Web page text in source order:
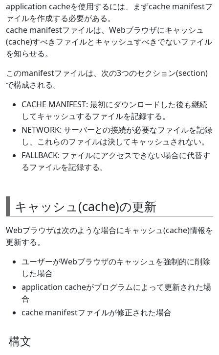
application cacheを使用するには、まずcache manifestフ
ァイルを作成する必要がある。
cache manifestファイルは、Webブラウザにキャッシュ
(cache)すべきファイルとキャッシュすべきでないファイル
を知らせる。
このmanifestファイルは、次の3つのセクション(section)
で構成される。
CACHE MANIFEST: 最初にダウンロードした後も継続
してキャッシュするファイルを記録する。
NETWORK: サーバーとの接続が必要なファイルを記録
し、これらのファイルは決してキャッシュされない。
FALLBACK: ファイルにアクセスできない場合に代替す
るファイルを記録する。
キャッシュ(cache)の更新
Webブラウザは次のような場合にキャッシュ(cache)情報を
更新する。
ユーザーがWebブラウザのキャッシュを強制的に削除
した場合
application cacheがプログラムによって更新された場
合
cache manifestファイルが修正された場合
構文